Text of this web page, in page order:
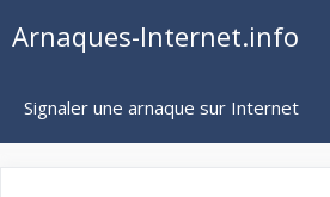
auArnaques-Internet.info
Signaler une arnaque sur Internet